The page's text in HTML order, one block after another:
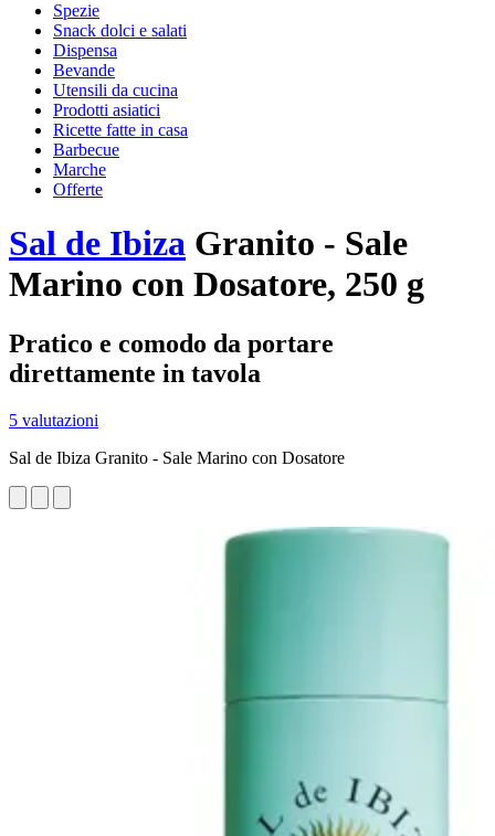
Spezie
Snack dolci e salati
Dispensa
Bevande
Utensili da cucina
Prodotti asiatici
Ricette fatte in casa
Barbecue
Marche
Offerte
Sal de Ibiza Granito - Sale
Marino con Dosatore, 250 g
Pratico e comodo da portare
direttamente in tavola
5 valutazioni
Sal de Ibiza Granito - Sale Marino con Dosatore